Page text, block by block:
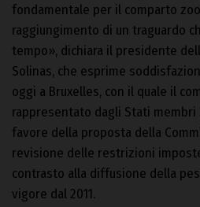
fondamentale per il comparto
raggiungimento di un traguardo
tempo», dichiara il presidente
Solinas, che esprime
oggi a Bruxelles, con il quale il
rappresentato dagli Stati membri
favore della proposta della
revisione delle restrizioni
contrasto alla diffusione della
vigore dal 2011.